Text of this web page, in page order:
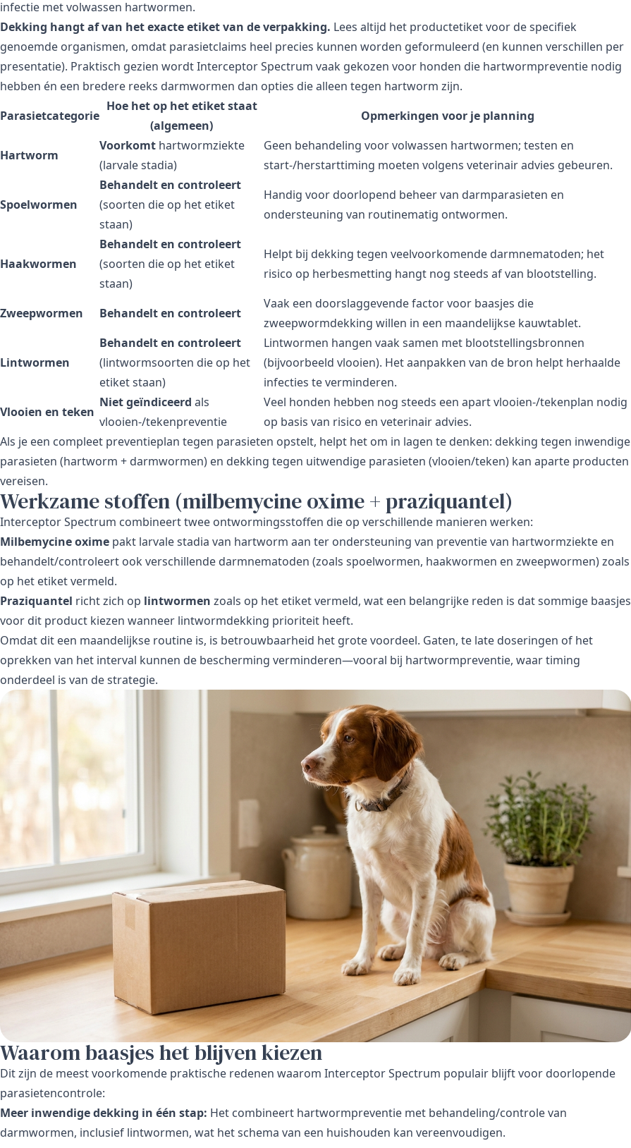
infectie met volwassen hartwormen.
Dekking hangt af van het exacte etiket van de verpakking. Lees altijd het productetiket voor de specifiek
genoemde organismen, omdat parasietclaims heel precies kunnen worden geformuleerd (en kunnen verschillen per
presentatie). Praktisch gezien wordt Interceptor Spectrum vaak gekozen voor honden die hartwormpreventie nodig
hebben én een bredere reeks darmwormen dan opties die alleen tegen hartworm zijn.
Parasietcategorie
Hoe het op het etiket staat
(algemeen)
Opmerkingen voor je planning
Hartworm
Voorkomt hartwormziekte
(larvale stadia)
Geen behandeling voor volwassen hartwormen; testen en
start-/herstarttiming moeten volgens veterinair advies gebeuren.
Spoelwormen
Behandelt en controleert
(soorten die op het etiket
staan)
Handig voor doorlopend beheer van darmparasieten en
ondersteuning van routinematig ontwormen.
Haakwormen
Behandelt en controleert
(soorten die op het etiket
staan)
Helpt bij dekking tegen veelvoorkomende darmnematoden; het
risico op herbesmetting hangt nog steeds af van blootstelling.
Zweepwormen Behandelt en controleert
Vaak een doorslaggevende factor voor baasjes die
zweepwormdekking willen in een maandelijkse kauwtablet.
Lintwormen
Behandelt en controleert
(lintwormsoorten die op het
etiket staan)
Lintwormen hangen vaak samen met blootstellingsbronnen
(bijvoorbeeld vlooien). Het aanpakken van de bron helpt herhaalde
infecties te verminderen.
Vlooien en teken
Niet geïndiceerd als
vlooien-/tekenpreventie
Veel honden hebben nog steeds een apart vlooien-/tekenplan nodig
op basis van risico en veterinair advies.
Als je een compleet preventieplan tegen parasieten opstelt, helpt het om in lagen te denken: dekking tegen inwendige
parasieten (hartworm + darmwormen) en dekking tegen uitwendige parasieten (vlooien/teken) kan aparte producten
vereisen.
Werkzame stoffen (milbemycine oxime + praziquantel)
Interceptor Spectrum combineert twee ontwormingsstoffen die op verschillende manieren werken:
Milbemycine oxime pakt larvale stadia van hartworm aan ter ondersteuning van preventie van hartwormziekte en
behandelt/controleert ook verschillende darmnematoden (zoals spoelwormen, haakwormen en zweepwormen) zoals
op het etiket vermeld.
Praziquantel richt zich op lintwormen zoals op het etiket vermeld, wat een belangrijke reden is dat sommige baasjes
voor dit product kiezen wanneer lintwormdekking prioriteit heeft.
Omdat dit een maandelijkse routine is, is betrouwbaarheid het grote voordeel. Gaten, te late doseringen of het
oprekken van het interval kunnen de bescherming verminderen—vooral bij hartwormpreventie, waar timing
onderdeel is van de strategie.
Waarom baasjes het blijven kiezen
Dit zijn de meest voorkomende praktische redenen waarom Interceptor Spectrum populair blijft voor doorlopende
parasietencontrole:
Meer inwendige dekking in één stap: Het combineert hartwormpreventie met behandeling/controle van
darmwormen, inclusief lintwormen, wat het schema van een huishouden kan vereenvoudigen.